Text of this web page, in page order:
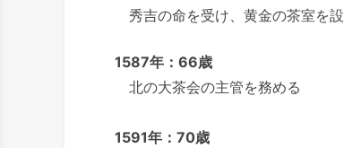
秀吉の命を受け、黄金の茶室を
1587年：66歳
北の大茶会の主管を務める
1591年：70歳